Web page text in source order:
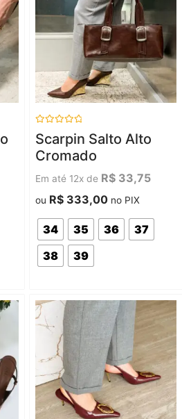
0
5
Scarpin Salto Alto
Cromado
Em até 12x de R$ 33,75
ou R$ 333,00 no PIX
34 35 36
37
38
39